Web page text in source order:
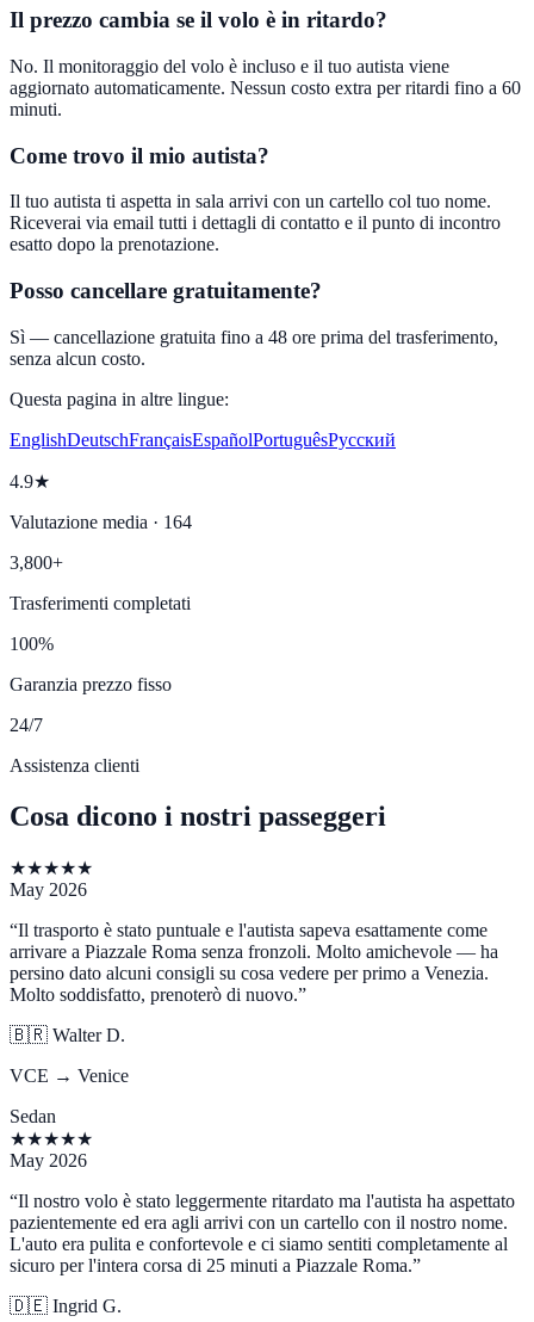
Il prezzo cambia se il volo è in ritardo?
No. Il monitoraggio del volo è incluso e il tuo autista viene
aggiornato automaticamente. Nessun costo extra per ritardi fino a 60
minuti.
Come trovo il mio autista?
Il tuo autista ti aspetta in sala arrivi con un cartello col tuo nome.
Riceverai via email tutti i dettagli di contatto e il punto di incontro
esatto dopo la prenotazione.
Posso cancellare gratuitamente?
Sì — cancellazione gratuita fino a 48 ore prima del trasferimento,
senza alcun costo.
Questa pagina in altre lingue:
EnglishDeutschFrançaisEspañolPortuguêsРусский
4.9★
Valutazione media · 164
3,800+
Trasferimenti completati
100%
Garanzia prezzo fisso
24/7
Assistenza clienti
Cosa dicono i nostri passeggeri
★★★★★
May 2026
“Il trasporto è stato puntuale e l'autista sapeva esattamente come
arrivare a Piazzale Roma senza fronzoli. Molto amichevole — ha
persino dato alcuni consigli su cosa vedere per primo a Venezia.
Molto soddisfatto, prenoterò di nuovo.”
🇧🇷 Walter D.
VCE → Venice
Sedan
★★★★★
May 2026
“Il nostro volo è stato leggermente ritardato ma l'autista ha aspettato
pazientemente ed era agli arrivi con un cartello con il nostro nome.
L'auto era pulita e confortevole e ci siamo sentiti completamente al
sicuro per l'intera corsa di 25 minuti a Piazzale Roma.”
🇩🇪 Ingrid G.